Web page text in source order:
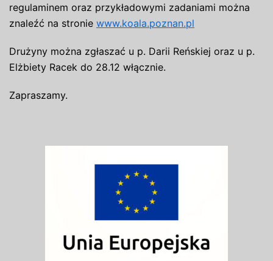
regulaminem oraz przykładowymi zadaniami można
znaleźć na stronie www.koala.poznan.pl
Drużyny można zgłaszać u p. Darii Reńskiej oraz u p.
Elżbiety Racek do 28.12 włącznie.
Zapraszamy.